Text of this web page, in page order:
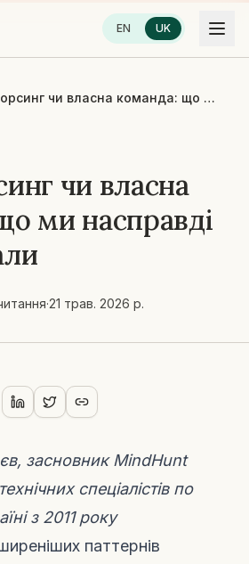
EN UK
IT-аутсорсинг чи власна команда: що ми насправді спостерігали
чи власна
ми насправді
·21 трав. 2026 р.
засновник MindHunt
спеціалістів по
з 2011 року
паттернів